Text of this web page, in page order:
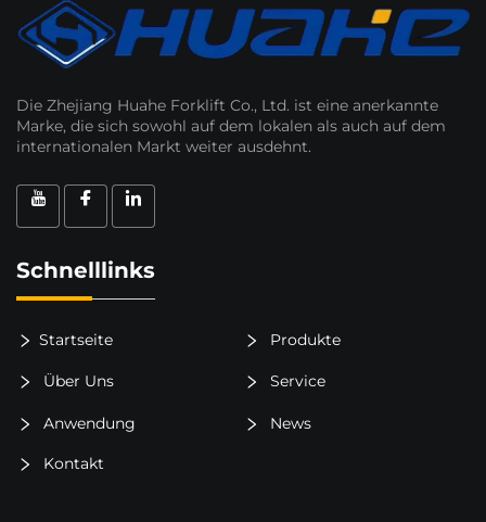
Die Zhejiang Huahe Forklift Co., Ltd. ist eine anerkannte
Marke, die sich sowohl auf dem lokalen als auch auf dem
internationalen Markt weiter ausdehnt.
Schnelllinks
Startseite Produkte
Über Uns Service
Anwendung News
Kontakt